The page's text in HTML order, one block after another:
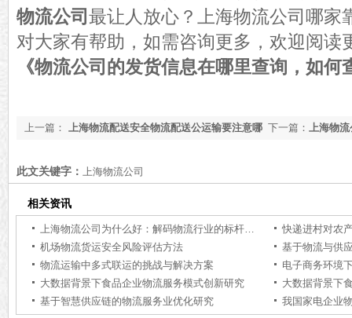
物流公司最让人放心？上海物流公司哪家
对大家有帮助，如需咨询更多，欢迎阅读
《物流公司的发货信息在哪里查询，如
下一篇： 上海物
上一篇： 上海物流配送安全物流配送公运输要注意哪
此文关键字： 上海物流公司
相关资讯
上海物流公司为什么好：解码物流行业的标杆力量【行业百科】
快递进村对农
机场物流货运安全风险评估方法
基于物流与供
物流运输中多式联运的挑战与解决方案
电子商务环境
大数据背景下食品企业物流服务模式创新研究
大数据背景下
基于智慧供应链的物流服务业优化研究